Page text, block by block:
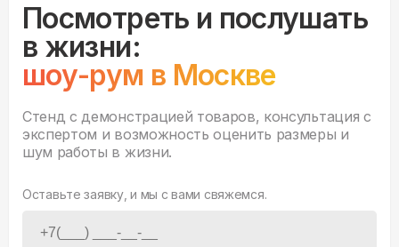
Посмотреть и послушать
в жизни:
шоу-рум в Москве
Стенд с демонстрацией товаров, консультация с
экспертом и возможность оценить размеры и
шум работы в жизни.
Оставьте заявку, и мы с вами свяжемся.